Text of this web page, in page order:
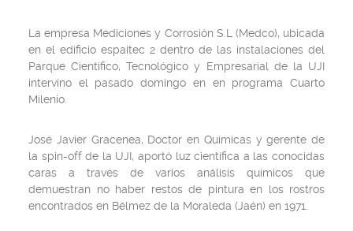
La empresa Mediciones y Corrosión S.L (Medco), ubicada
en el edificio espaitec 2 dentro de las instalaciones del
Parque Científico, Tecnológico y Empresarial de la UJI
intervino el pasado domingo en en programa Cuarto
Milenio.
José Javier Gracenea, Doctor en Químicas y gerente de
la spin-off de la UJI, aportó luz científica a las conocidas
caras a través de varios análisis químicos que
demuestran no haber restos de pintura en los rostros
encontrados en Bélmez de la Moraleda (Jaén) en 1971.